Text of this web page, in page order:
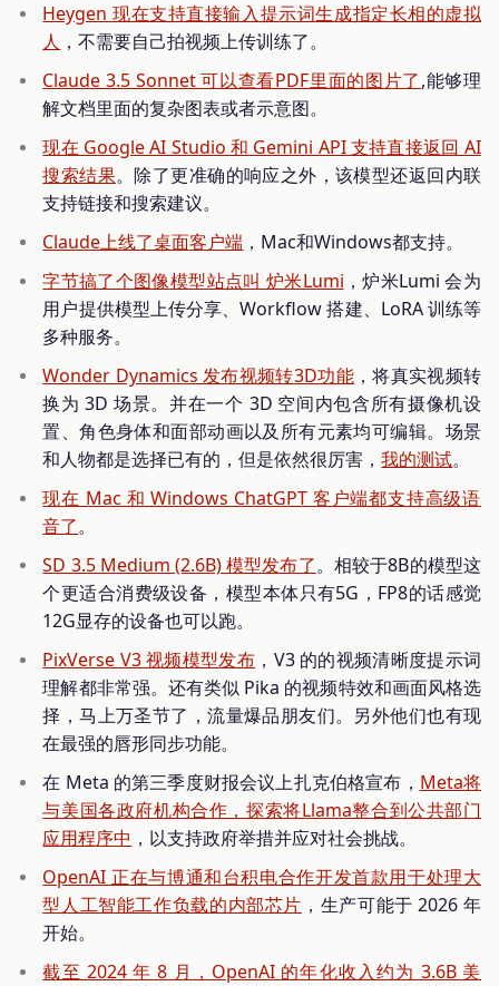
Heygen 现在支持直接输入提示词生成指定长相的虚拟
人 ，不需要自己拍视频上传训练了。
Claude 3.5 Sonnet 可以查看PDF里面的图片了,能够理
解文档里面的复杂图表或者示意图。
现在 Google AI Studio 和 Gemini API 支持直接返回 AI
搜索结果。除了更准确的响应之外，该模型还返回内联
支持链接和搜索建议。
Claude上线了桌面客户端 ，Mac和Windows都支持。
字节搞了个图像模型站点叫 炉米Lumi ，炉米Lumi 会为
用户提供模型上传分享、Workflow 搭建、LoRA 训练等
多种服务。
Wonder Dynamics 发布视频转3D功能，将真实视频转
换为 3D 场景。并在一个 3D 空间内包含所有摄像机设
置、角色身体和面部动画以及所有元素均可编辑。场景
和人物都是选择已有的，但是依然很厉害，我的测试。
现在 Mac 和 Windows ChatGPT 客户端都支持高级语
音了。
SD 3.5 Medium (2.6B) 模型发布了。相较于8B的模型这
个更适合消费级设备，模型本体只有5G，FP8的话感觉
12G显存的设备也可以跑。
PixVerse V3 视频模型发布 ，V3 的的视频清晰度提示词
理解都非常强。还有类似 Pika 的视频特效和画面风格选
择，马上万圣节了，流量爆品朋友们。另外他们也有现
在最强的唇形同步功能。
在 Meta 的第三季度财报会议上扎克伯格宣布， Meta将
与美国各政府机构合作，探索将Llama整合到公共部门
应用程序中 ，以支持政府举措并应对社会挑战。
OpenAI 正在与博通和台积电合作开发首款用于处理大
型人工智能工作负载的内部芯片 ，生产可能于 2026 年
开始。
截至 2024 年 8 月，OpenAI 的年化收入约为 3.6B 美